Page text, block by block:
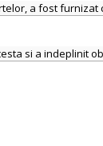
a fost furnizat